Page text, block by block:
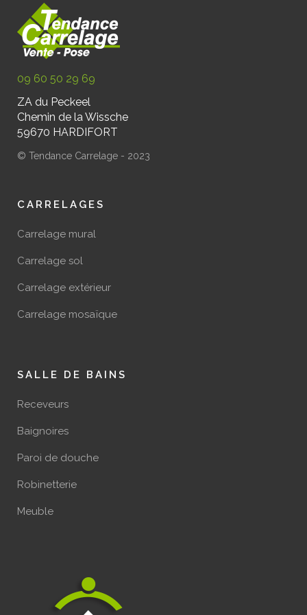
09 60 50 29 69
ZA du Peckeel
Chemin de la Wissche
59670 HARDIFORT
© Tendance Carrelage - 2023
CARRELAGES
Carrelage mural
Carrelage sol
Carrelage extérieur
Carrelage mosaïque
SALLE DE BAINS
Receveurs
Baignoires
Paroi de douche
Robinetterie
Meuble